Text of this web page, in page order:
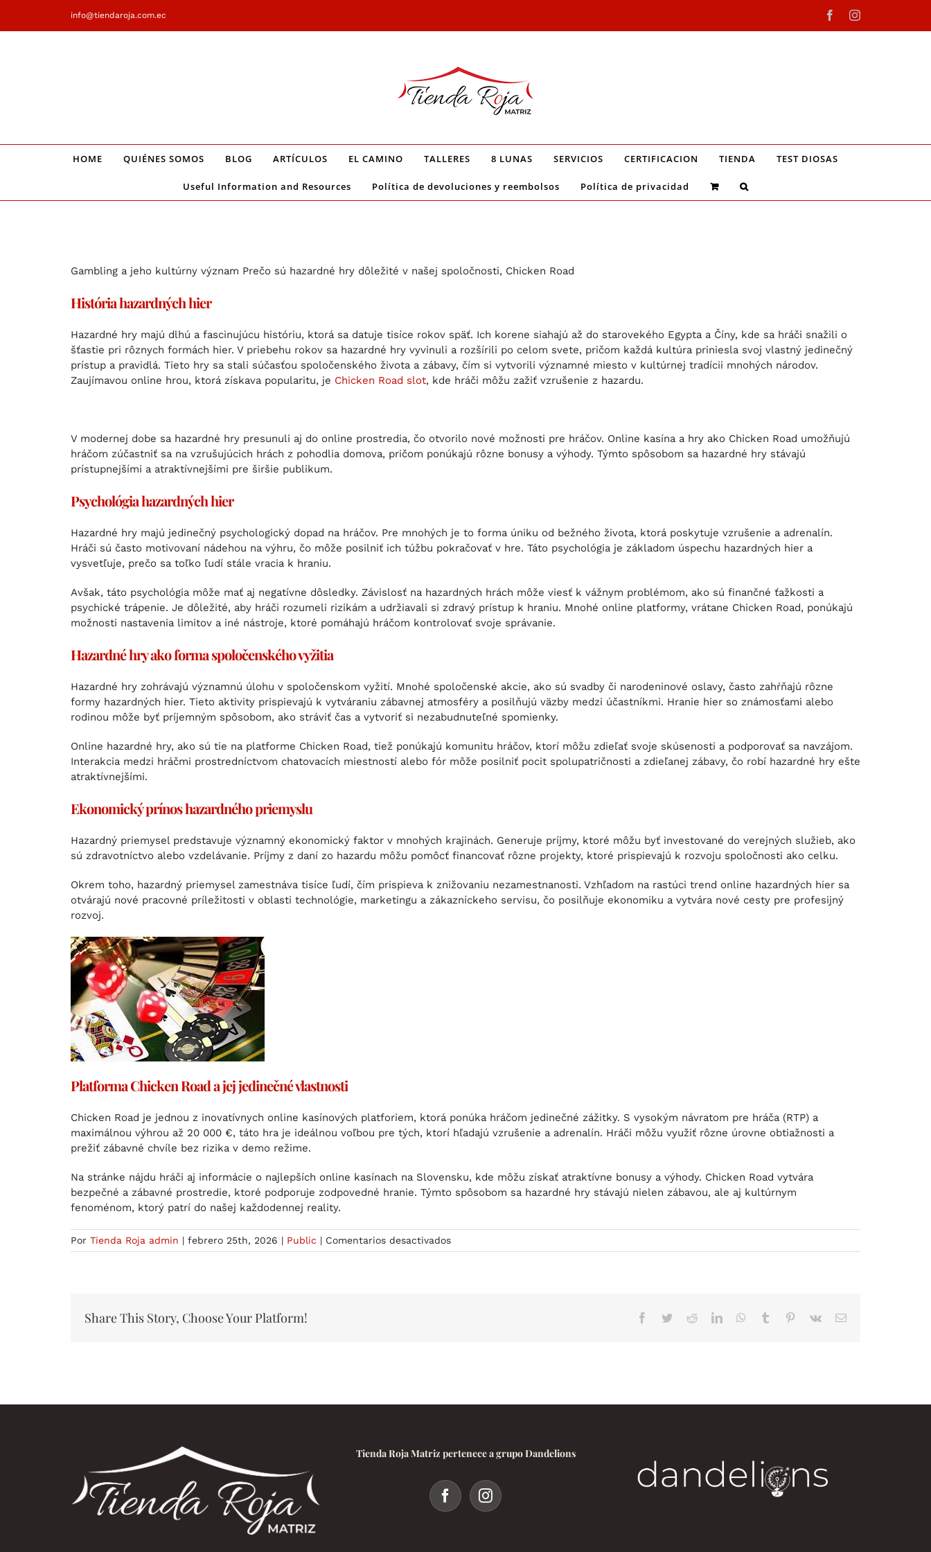
info@tiendaroja.com.ec FacebookInstagram
HOME QUIÉNES SOMOS BLOG ARTÍCULOS EL CAMINO TALLERES 8 LUNAS SERVICIOS CERTIFICACION TIENDA TEST DIOSAS
Useful Information and Resources Política de devoluciones y reembolsos Política de privacidad
Gambling a jeho kultúrny význam Prečo sú hazardné hry dôležité v našej spoločnosti, Chicken Road
História hazardných hier
Hazardné hry majú dlhú a fascinujúcu históriu, ktorá sa datuje tisíce rokov späť. Ich korene siahajú až do starovekého Egypta a Číny, kde sa hráči snažili o
šťastie pri rôznych formách hier. V priebehu rokov sa hazardné hry vyvinuli a rozšírili po celom svete, pričom každá kultúra priniesla svoj vlastný jedinečný
prístup a pravidlá. Tieto hry sa stali súčasťou spoločenského života a zábavy, čím si vytvorili významné miesto v kultúrnej tradícii mnohých národov.
Zaujímavou online hrou, ktorá získava popularitu, je Chicken Road slot, kde hráči môžu zažiť vzrušenie z hazardu.
V modernej dobe sa hazardné hry presunuli aj do online prostredia, čo otvorilo nové možnosti pre hráčov. Online kasína a hry ako Chicken Road umožňujú
hráčom zúčastniť sa na vzrušujúcich hrách z pohodlia domova, pričom ponúkajú rôzne bonusy a výhody. Týmto spôsobom sa hazardné hry stávajú
prístupnejšími a atraktívnejšími pre širšie publikum.
Psychológia hazardných hier
Hazardné hry majú jedinečný psychologický dopad na hráčov. Pre mnohých je to forma úniku od bežného života, ktorá poskytuje vzrušenie a adrenalín.
Hráči sú často motivovaní nádehou na výhru, čo môže posilniť ich túžbu pokračovať v hre. Táto psychológia je základom úspechu hazardných hier a
vysvetľuje, prečo sa toľko ľudí stále vracia k hraniu.
Avšak, táto psychológia môže mať aj negatívne dôsledky. Závislosť na hazardných hrách môže viesť k vážnym problémom, ako sú finančné ťažkosti a
psychické trápenie. Je dôležité, aby hráči rozumeli rizikám a udržiavali si zdravý prístup k hraniu. Mnohé online platformy, vrátane Chicken Road, ponúkajú
možnosti nastavenia limitov a iné nástroje, ktoré pomáhajú hráčom kontrolovať svoje správanie.
Hazardné hry ako forma spoločenského vyžitia
Hazardné hry zohrávajú významnú úlohu v spoločenskom vyžití. Mnohé spoločenské akcie, ako sú svadby či narodeninové oslavy, často zahŕňajú rôzne
formy hazardných hier. Tieto aktivity prispievajú k vytváraniu zábavnej atmosféry a posilňujú väzby medzi účastníkmi. Hranie hier so známosťami alebo
rodinou môže byť príjemným spôsobom, ako stráviť čas a vytvoriť si nezabudnuteľné spomienky.
Online hazardné hry, ako sú tie na platforme Chicken Road, tiež ponúkajú komunitu hráčov, ktorí môžu zdieľať svoje skúsenosti a podporovať sa navzájom.
Interakcia medzi hráčmi prostredníctvom chatovacích miestností alebo fór môže posilniť pocit spolupatričnosti a zdieľanej zábavy, čo robí hazardné hry ešte
atraktívnejšími.
Ekonomický prínos hazardného priemyslu
Hazardný priemysel predstavuje významný ekonomický faktor v mnohých krajinách. Generuje príjmy, ktoré môžu byť investované do verejných služieb, ako
sú zdravotníctvo alebo vzdelávanie. Príjmy z daní zo hazardu môžu pomôcť financovať rôzne projekty, ktoré prispievajú k rozvoju spoločnosti ako celku.
Okrem toho, hazardný priemysel zamestnáva tisíce ľudí, čím prispieva k znižovaniu nezamestnanosti. Vzhľadom na rastúci trend online hazardných hier sa
otvárajú nové pracovné príležitosti v oblasti technológie, marketingu a zákazníckeho servisu, čo posilňuje ekonomiku a vytvára nové cesty pre profesijný
rozvoj.
Platforma Chicken Road a jej jedinečné vlastnosti
Chicken Road je jednou z inovatívnych online kasínových platforiem, ktorá ponúka hráčom jedinečné zážitky. S vysokým návratom pre hráča (RTP) a
maximálnou výhrou až 20 000 €, táto hra je ideálnou voľbou pre tých, ktorí hľadajú vzrušenie a adrenalín. Hráči môžu využiť rôzne úrovne obtiažnosti a
prežiť zábavné chvíle bez rizika v demo režime.
Na stránke nájdu hráči aj informácie o najlepších online kasínach na Slovensku, kde môžu získať atraktívne bonusy a výhody. Chicken Road vytvára
bezpečné a zábavné prostredie, ktoré podporuje zodpovedné hranie. Týmto spôsobom sa hazardné hry stávajú nielen zábavou, ale aj kultúrnym
fenoménom, ktorý patrí do našej každodennej reality.
Por Tienda Roja admin | febrero 25th, 2026 | Public | Comentarios desactivadosen
Gambling
Road
Share This Story, Choose Your Platform! Facebook
TwitterRedditLinkedInWhatsApp
Tumblr Pinterest
Vk
Correo
Tienda Roja Matriz pertenece a grupo Dandelions